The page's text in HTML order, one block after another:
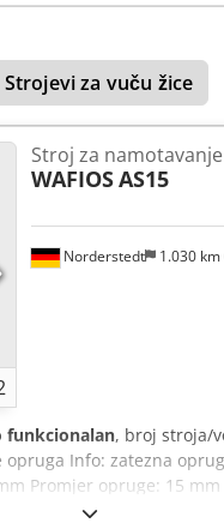
Strojevi za vuču žice
Norderstedt 1.030 km
Stroj za
WAFIOSAS15
funkcionalan, broj stroja/
Info: zatezna
Promjer opruge: 15
U Europi